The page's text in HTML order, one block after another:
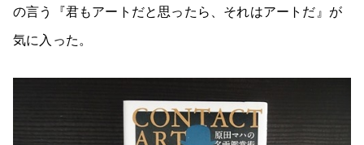
の言う『君もアートだと思ったら、それはアートだ』が
気に入った。